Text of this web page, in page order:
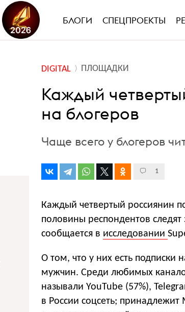
БЛОГИ СПЕЦПРОЕКТЫ
DIGITAL ПЛОЩАДКИ
Каждый
на блогеров
Чаще всего у блогеров
1
Каждый четвертый россиянин
половины респондентов
сообщается в исследовании
О том, что у них есть подписки
мужчин. Среди любимых
называли YouTube (57%),
в России соцсеть; принадлежит